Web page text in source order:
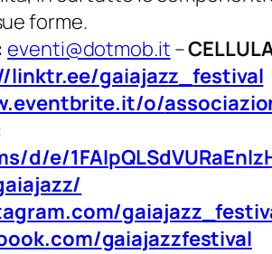
forme.
eventi@dotmob.it –
linktr.ee/gaiajazz_festival
o/
d/e/
gaiajazzfestival